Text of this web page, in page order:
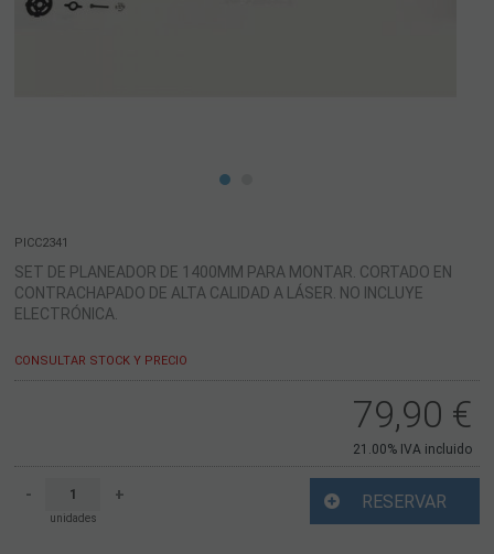
PICC2341
SET DE PLANEADOR DE 1400MM PARA MONTAR. CORTADO EN
CONTRACHAPADO DE ALTA CALIDAD A LÁSER. NO INCLUYE
ELECTRÓNICA.
CONSULTAR STOCK Y PRECIO
79,90 €
21.00% IVA incluido
-
unidades
+ RESERVAR